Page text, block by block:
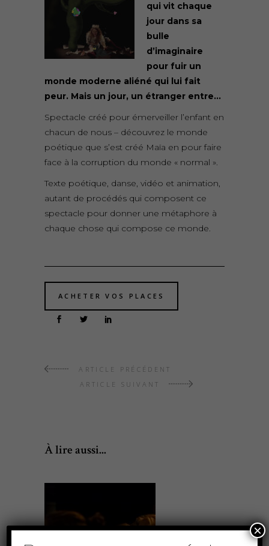
qui vit chaque
jour dans sa
bulle
d’imaginaire
pour fuir un
monde moderne aliéné qui lui fait
peur. Mais un jour, un étranger entre…
Spectacle créé pour émerveiller l’enfant en
chacun de nous – découvrez le monde
poétique que s’est créé Maïa en pour faire
face à la corruption du monde « normal ».
Texte poétique, danse, vidéo et animation,
autant de procédés qui composent ce
spectacle pour donner une métaphore à
chaque chose qui compose ce monde.
ACHETER VOS PLACES
ARTICLE PRÉCÉDENT
ARTICLE SUIVANT
À lire aussi...
×